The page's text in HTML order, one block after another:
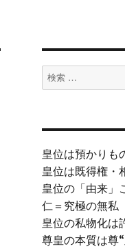
検
索
皇位は預かりも
皇位は既得権・
皇位の「由来」
仁＝究極の無私
皇位の私物化は
尊皇の本質は尊